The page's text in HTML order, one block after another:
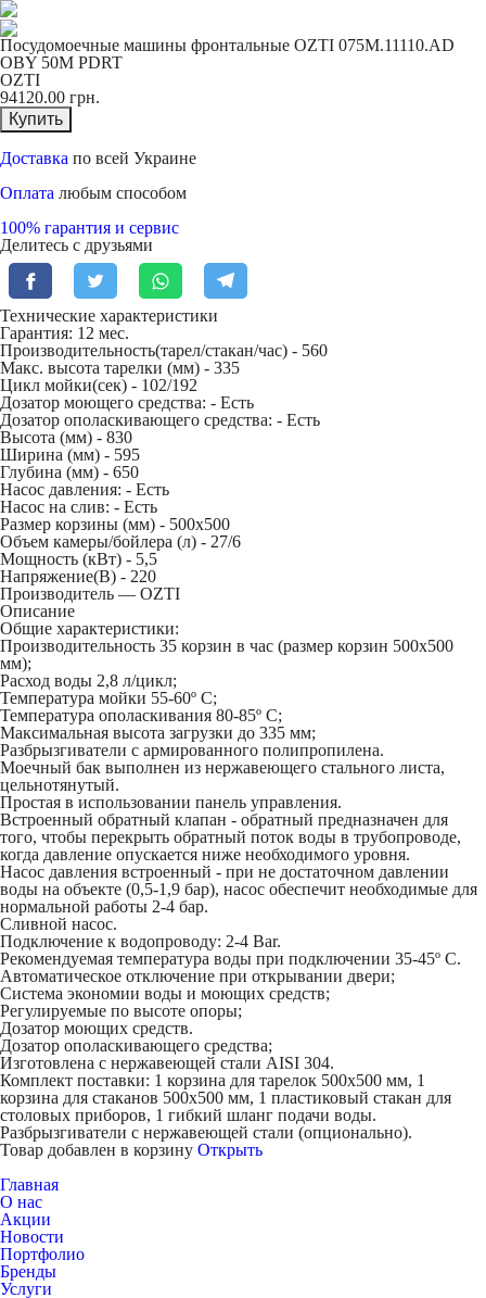
Посудомоечные машины фронтальные OZTI 075M.11110.AD
OBY 50M PDRT
OZTI
94120.00 грн.
Купить
Доставка по всей Украине
Оплата любым способом
100% гарантия и сервис
Делитесь с друзьями
Технические характеристики
Гарантия: 12 мес.
Производительность(тарел/стакан/час) - 560
Макс. высота тарелки (мм) - 335
Цикл мойки(сек) - 102/192
Дозатор моющего средства: - Есть
Дозатор ополаскивающего средства: - Есть
Высота (мм) - 830
Ширина (мм) - 595
Глубина (мм) - 650
Насос давления: - Есть
Насос на слив: - Есть
Размер корзины (мм) - 500х500
Объем камеры/бойлера (л) - 27/6
Мощность (кВт) - 5,5
Напряжение(В) - 220
Производитель — OZTI
Описание
Общие характеристики:
Производительность 35 корзин в час (размер корзин 500х500
мм);
Расход воды 2,8 л/цикл;
Температура мойки 55-60º С;
Температура ополаскивания 80-85º С;
Максимальная высота загрузки до 335 мм;
Разбрызгиватели с армированного полипропилена.
Моечный бак выполнен из нержавеющего стального листа,
цельнотянутый.
Простая в использовании панель управления.
Встроенный обратный клапан - обратный предназначен для
того, чтобы перекрыть обратный поток воды в трубопроводе,
когда давление опускается ниже необходимого уровня.
Насос давления встроенный - при не достаточном давлении
воды на объекте (0,5-1,9 бар), насос обеспечит необходимые для
нормальной работы 2-4 бар.
Сливной насос.
Подключение к водопроводу: 2-4 Bar.
Рекомендуемая температура воды при подключении 35-45º С.
Автоматическое отключение при открывании двери;
Система экономии воды и моющих средств;
Регулируемые по высоте опоры;
Дозатор моющих средств.
Дозатор ополаскивающего средства;
Изготовлена с нержавеющей стали AISI 304.
Комплект поставки: 1 корзина для тарелок 500х500 мм, 1
корзина для стаканов 500х500 мм, 1 пластиковый стакан для
столовых приборов, 1 гибкий шланг подачи воды.
Разбрызгиватели с нержавеющей стали (опционально).
Товар добавлен в корзину Открыть
Главная
О нас
Акции
Новости
Портфолио
Бренды
Услуги